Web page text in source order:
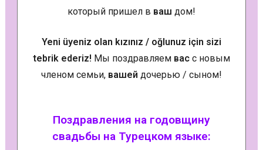
который пришел в ваш дом!
Yeni üyeniz olan kızınız / oğlunuz için sizi
tebrik ederiz! Мы поздравляем васс новым
членом семьи, вашей дочерью / сыном!
Поздравления на годовщину
свадьбы на Турецком языке: